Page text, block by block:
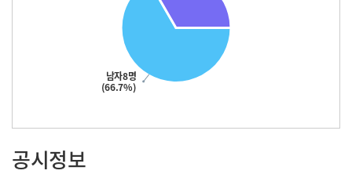
남자8명
(66.7%)
공시정보